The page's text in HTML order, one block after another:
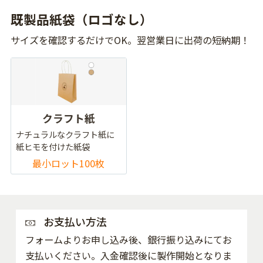
既製品紙袋（ロゴなし）
サイズを確認するだけでOK。翌営業日に出荷の短納期！
クラフト紙
ナチュラルなクラフト紙に
紙ヒモを付けた紙袋
最小ロット100枚
お支払い方法
フォームよりお申し込み後、銀行振り込みにてお
支払いください。入金確認後に製作開始となりま